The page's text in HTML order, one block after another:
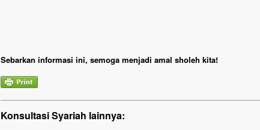
Sebarkan informasi ini, semoga menjadi amal sholeh kita!
Konsultasi Syariah lainnya: